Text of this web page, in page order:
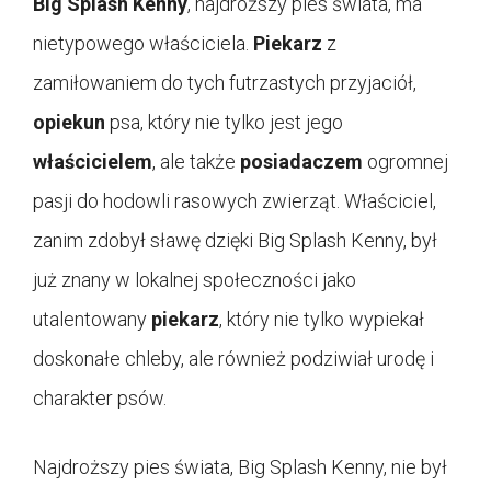
nietypowego właściciela. Piekarz z
zamiłowaniem do tych futrzastych przyjaciół,
opiekun psa, który nie tylko jest jego
właścicielem, ale także posiadaczem ogromnej
pasji do hodowli rasowych zwierząt. Właściciel,
zanim zdobył sławę dzięki Big Splash Kenny, był
już znany w lokalnej społeczności jako
utalentowany piekarz, który nie tylko wypiekał
doskonałe chleby, ale również podziwiał urodę i
charakter psów.
Najdroższy pies świata, Big Splash Kenny, nie był